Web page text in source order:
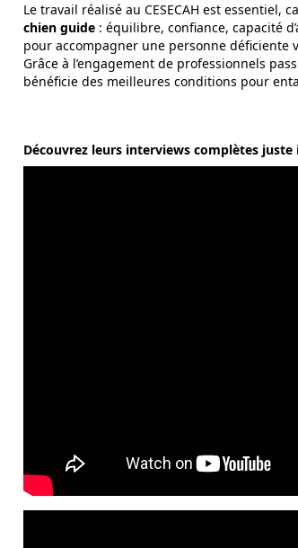
Le travail réalisé au CESECAH est essentiel,
chien guide: équilibre, confiance, capacité
pour accompagner une personne déficiente
Grâce à l’engagement de professionnels
bénéficie des meilleures conditions pour
Découvrez leurs interviews complètes juste